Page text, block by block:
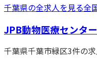
千葉県の全求人を見る全
JPB動物医療センタ
千葉県千葉市緑区3件の